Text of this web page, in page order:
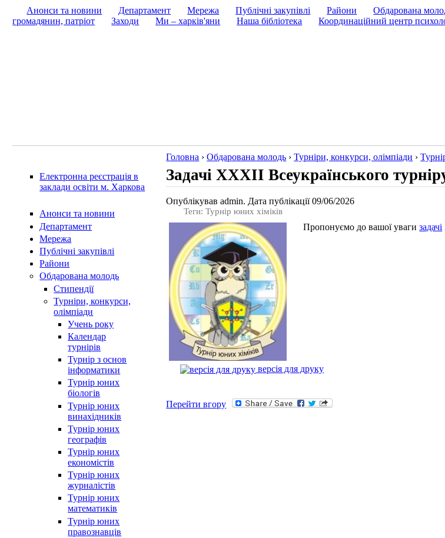
Анонси та новини Департамент Мережа Публічні закупівлі Райони Обдарована
громадянин, патріот
Заходи Ми – харків'яни Наша бібліотека Координаційний центр
Електронна реєстрація в
заклади освіти м. Харкова
Анонси та новини
Департамент
Мережа
Публічні закупівлі
Райони
Обдарована молодь
Стипендії
Турнiри, конкурси,
олiмпiади
Учень року
Календар
турнірів
Турнір з основ
інформатики
Турнір юних
біологів
Турнір юних
винахідників
Турнір юних
географів
Турнір юних
економістів
Турнір юних
журналістів
Турнір юних
математиків
Турнір юних
правознавців
Головна ›Обдарована молодь ›Турнiри, конкурси, олiмпiади ›
Задачі ХХХІI Всеукраїнського
Опублікував admin. Дата публікації 09/06/2026
Теги: Турнір юних хіміків
Пропонуємо до вашої увагизадачі
версія для друку
Перейти вгору